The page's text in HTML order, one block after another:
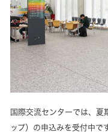
国際交流センターでは、夏
ップ）の申込みを受付中です